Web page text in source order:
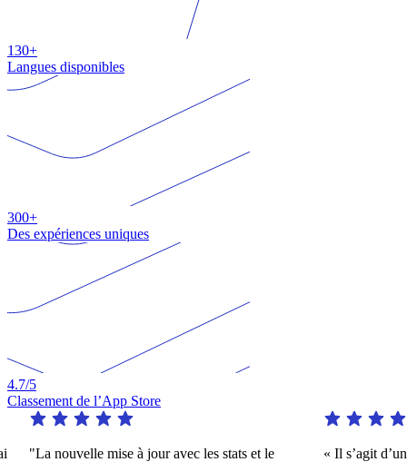
130+
Langues disponibles
300+
Des expériences uniques
4.7/5
Classement de l’App Store
"La nouvelle mise à jour avec les stats et le
« Il s’agit d’une